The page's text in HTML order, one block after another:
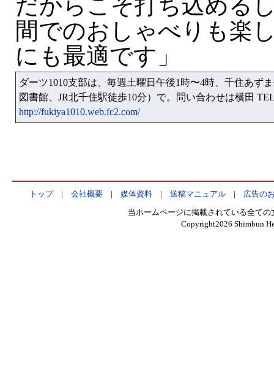
だからこそ打ち込める
間でのおしゃべりも楽
にも最適です」
ダーツ1010支部は、毎週土曜日午後1時〜4時、千住あず
図書館、JR北千住駅徒歩10分）で。問い合わせは横田
http://fukiya1010.web.fc2.com/
トップ| 会社概要| 媒体資料| 送稿マニュアル| 広告の
当ホームページに掲載されている全て
Copyright2026 Shimbun